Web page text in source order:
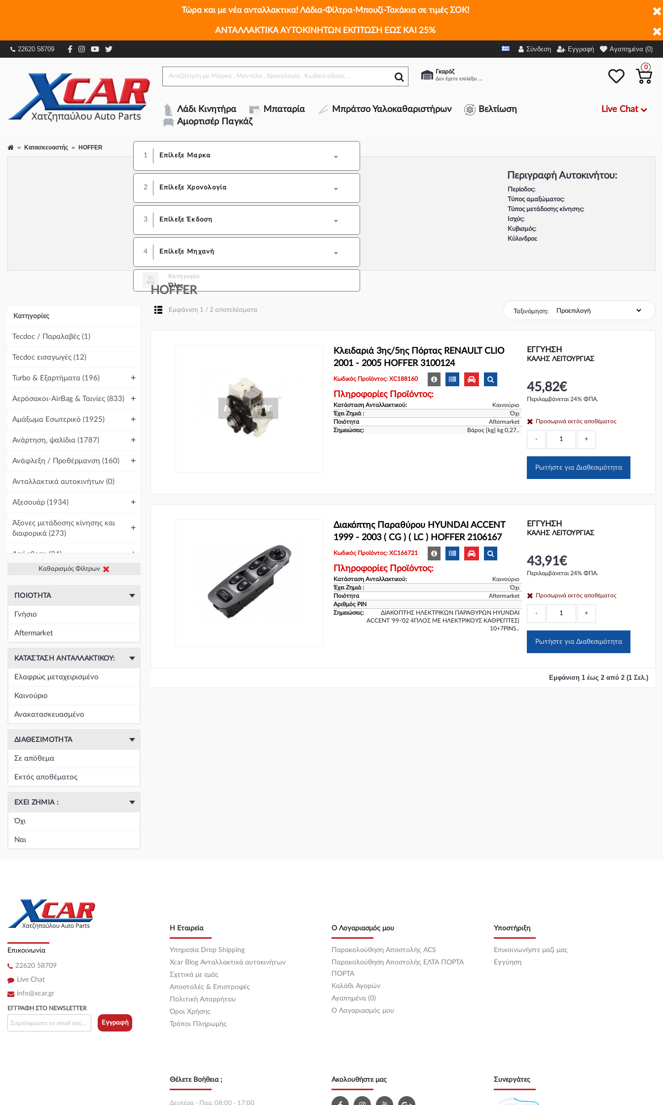
Τώρα και με νέα ανταλλακτικα! Λάδια-Φίλτρα-Μπουζί-Τακάκια σε τιμές ΣΟΚ!
ΑΝΤΑΛΛΑΚΤΙΚΑ ΑΥΤΟΚΙΝΗΤΩΝ ΕΚΠΤΩΣΗ ΕΩΣ ΚΑΙ 25%
22620 58709 Σύνδεση Εγγραφή Αγαπημένα (0)
Γκαράζ
Δεν έχετε επιλέξει αμάξι.
0
Λάδι Κινητήρα Μπαταρία Μπράτσο Υαλοκαθαριστήρων
Βελτίωση
Αμορτισέρ Παγκάζ
Live Chat
Κατασκευαστής
HOFFER
1
Επίλεξε Μαρκα
2 Επίλεξε Χρονολογία
3 Επίλεξε Έκδοση
4 Επίλεξε Μηχανή
Κατηγορία
Όλες
Περιγραφή Αυτοκινήτου:
Περίοδος:
Τύπος αμαξώματος:
Τύπος μετάδοσης κίνησης:
Ισχύς:
Κυβισμός:
Κύλινδροι:
Κατηγορίες
Tecdoc / Παραλαβές (1)
Tecdoc εισαγωγές (12)
Turbo & Εξαρτήματα (196) +
Αερόσακοι-AirBag & Ταινίες (833) +
Αμάξωμα Εσωτερικό (1925) +
Ανάρτηση, ψαλίδια (1787) +
Ανάφλεξη / Προθέρμανση (160) +
Ανταλλακτικά αυτοκινήτων (0)
Αξεσουάρ (1934) +
Άξονες μετάδοσης κίνησης και
διαφορικά (273)
+
Απόσβεση (34) +
Γραμμές και σωλήνες +
Γρύλοι-Διακόπτες & Αμορτισέρ
Ζάντες & Λάστιχα (293)
Ηχος-Εικόνα-GPS
Κεντρική(0)
Κεντρική(0)
Κεντρική(0)
Καθαρισμός Φίλτρων
ΠΟΙΌΤΗΤΑ
Γνήσιο
Aftermarket
ΚΑΤΆΣΤΑΣΗ ΑΝΤΑΛΛΑΚΤΙΚΟΎ:
Ελαφρώς μεταχειρισμένο
Καινούριο
Ανακατασκευασμένο
ΔΙΑΘΕΣΙΜΌΤΗΤΑ
Σε απόθεμα
Εκτός αποθέματος
ΈΧΕΙ ΖΗΜΙΆ :
Όχι
Ναι
HOFFER
Εμφάνιση 1 / 2 αποτελέσματα Ταξινόμηση:
Κλειδαριά 3ης/5ης Πόρτας RENAULT CLIO
2001 - 2005 HOFFER 3100124
Κωδικός Προϊόντος: XC188160
Πληροφορίες Προϊόντος:
Κατάσταση Ανταλλακτικού:
Καινούριο
Έχει Ζημιά :
Όχι
Ποιότητα
Aftermarket
Σημειώσεις:
Βάρος [kg] kg 0,27..
ΕΓΓΎΗΣΗ
ΚΑΛΗΣ ΛΕΙΤΟΥΡΓΙΑΣ
45,82€
Περιλαμβάνεται 24% ΦΠΑ.
Προσωρινά εκτός αποθέματος
- +
Ρωτήστε για Διαθεσιμότητα
Διακόπτης Παραθύρου HYUNDAI ACCENT
1999 - 2003 ( CG ) ( LC ) HOFFER 2106167
Κωδικός Προϊόντος: XC166721
Πληροφορίες Προϊόντος:
Κατάσταση Ανταλλακτικού:
Καινούριο
Έχει Ζημιά :
Όχι
Ποιότητα
Aftermarket
Αριθμός PIN
Σημειώσεις:
ΔΙΑΚΟΠΤΗΣ ΗΛΕΚΤΡΙΚΩΝ ΠΑΡΑΘΥΡΩΝ HYUNDAI
ACCENT '99-'02 4ΠΛΟΣ ΜΕ ΗΛΕΚΤΡΙΚΟΥΣ ΚΑΘΡΕΠΤΕΣ|
10+7PINS..
ΕΓΓΎΗΣΗ
ΚΑΛΗΣ ΛΕΙΤΟΥΡΓΙΑΣ
43,91€
Περιλαμβάνεται 24% ΦΠΑ.
Προσωρινά εκτός αποθέματος
- +
Ρωτήστε για Διαθεσιμότητα
Εμφάνιση 1 έως 2 από 2 (1 Σελ.)
Επικοινωνία
22620 58709
Live Chat
info@xcar.gr
Η Εταιρεία
Υπηρεσία Drop Shipping
Xcar Blog Ανταλλακτικά αυτοκινήτων
Σχετικά με εμάς
Αποστολές & Επιστροφές
Πολιτική Απορρήτου
Όροι Χρήσης
Τρόποι Πληρωμής
Ο Λογαριασμός μου
Παρακολούθηση Αποστολής ACS
Παρακολούθηση Αποστολής ΕΛΤΑ ΠΟΡΤΑ
ΠΟΡΤΑ
Καλάθι Αγορών
Αγαπημένα (0)
O Λογαριασμός μου
Υποστήριξη
Επικοινωνήστε μαζί μας
Εγγύηση
ΕΓΓΡΑΦΉ ΣΤΟ NEWSLETTER
Εγγραφή
Θέλετε Βοήθεια ;
Δευτέρα - Παρ. 08:00 - 17:00
Ακολουθήστε μας Συνεργάτες